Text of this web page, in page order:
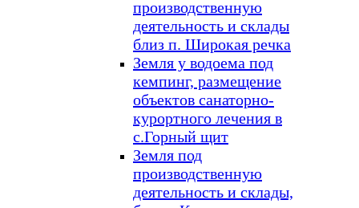
производственную
деятельность и склады
близ п. Широкая речка
Земля у водоема под
кемпинг, размещение
объектов санаторно-
курортного лечения в
с.Горный щит
Земля под
производственную
деятельность и склады,